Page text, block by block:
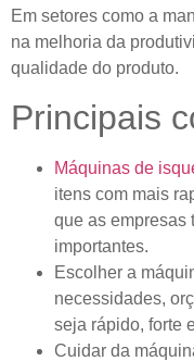
Em setores como a
na melhoria da
qualidade do produto.
Principais
Máquinas de
itens com mais
que as empresas
importantes.
Escolher a
necessidades,
seja rápido, forte
Cuidar da